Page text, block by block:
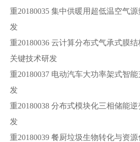
重20180035 集中供暖用超低温空气
发
重20180036 云计算分布式气承式膜
关键技术研发
重20180037 电动汽车大功率架式智
发
重20180038 分布式模块化三相储能
发
重20180039 餐厨垃圾生物转化与资